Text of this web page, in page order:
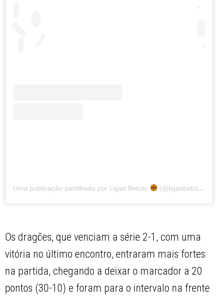
Uma publicação partilhada por Ligas Betclic (@ligasbetclic)
Os dragões, que venciam a série 2-1, com uma
vitória no último encontro, entraram mais fortes
na partida, chegando a deixar o marcador a 20
pontos (30-10) e foram para o intervalo na frente